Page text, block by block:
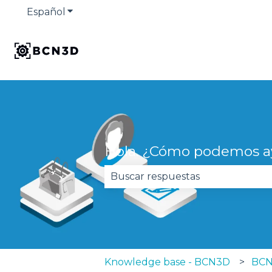
Español Traducciones de Mostrar submenú de
Hola. ¿Cómo podemos
No hay sugerencias porque el
Knowledge base - BCN3D